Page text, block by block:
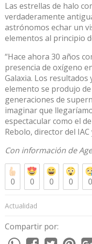
Las estrellas de halo
verdaderamente
astrónomos echar un
elementos al principio
“Hace ahora 30 años
presencia de oxígeno
Galaxia. Los
elemento se produjo
generaciones de
imaginar que
espectacular como el
Rebolo, director del
Con información de
0 0 0 0 0
Actualidad
Compartir por: